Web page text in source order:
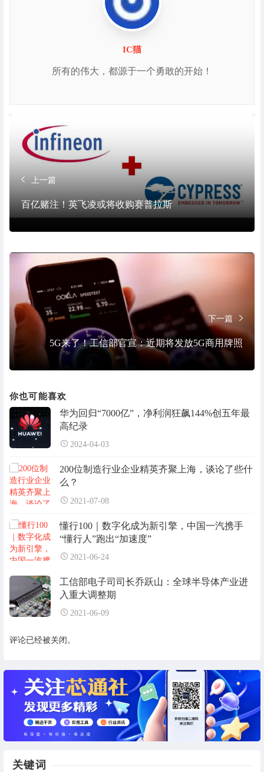
IC猫
所有的伟大，都源于一个勇敢的开始！
上一篇
百亿赌注！英飞凌或将收购赛普拉斯
下一篇
5G来了！工信部官宣：近期将发放5G商用牌照
你也可能喜欢
华为回归“7000亿”，净利润狂飙144%创五年最
高纪录
2024-04-03
200位制造行业企业精英齐聚上海，谈论了些什
么？
2021-07-08
懂行100｜数字化成为新引擎，中国一汽携手
“懂行人”跑出“加速度”
2021-06-24
工信部电子司司长乔跃山：全球半导体产业进
入重大调整期
2021-06-09
评论已经被关闭。
关键词